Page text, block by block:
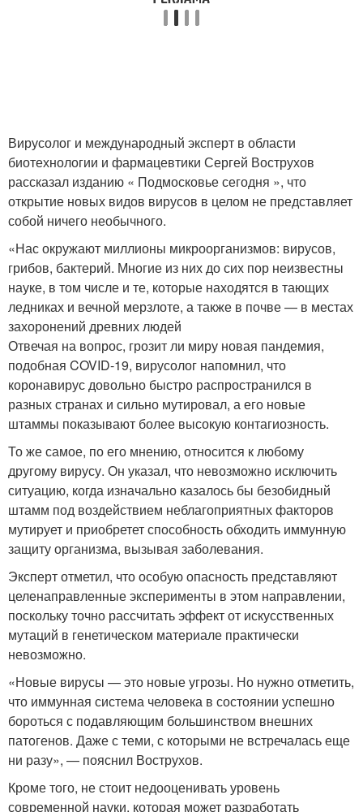
Вирусолог и международный эксперт в области
биотехнологии и фармацевтики Сергей Вострухов
рассказал изданию « Подмосковье сегодня », что
открытие новых видов вирусов в целом не представляет
собой ничего необычного.
«Нас окружают миллионы микроорганизмов: вирусов,
грибов, бактерий. Многие из них до сих пор неизвестны
науке, в том числе и те, которые находятся в тающих
ледниках и вечной мерзлоте, а также в почве — в местах
захоронений древних людей
Отвечая на вопрос, грозит ли миру новая пандемия,
подобная COVID-19, вирусолог напомнил, что
коронавирус довольно быстро распространился в
разных странах и сильно мутировал, а его новые
штаммы показывают более высокую контагиозность.
То же самое, по его мнению, относится к любому
другому вирусу. Он указал, что невозможно исключить
ситуацию, когда изначально казалось бы безобидный
штамм под воздействием неблагоприятных факторов
мутирует и приобретет способность обходить иммунную
защиту организма, вызывая заболевания.
Эксперт отметил, что особую опасность представляют
целенаправленные эксперименты в этом направлении,
поскольку точно рассчитать эффект от искусственных
мутаций в генетическом материале практически
невозможно.
«Новые вирусы — это новые угрозы. Но нужно отметить,
что иммунная система человека в состоянии успешно
бороться с подавляющим большинством внешних
патогенов. Даже с теми, с которыми не встречалась еще
ни разу», — пояснил Вострухов.
Кроме того, не стоит недооценивать уровень
современной науки, которая может разработать